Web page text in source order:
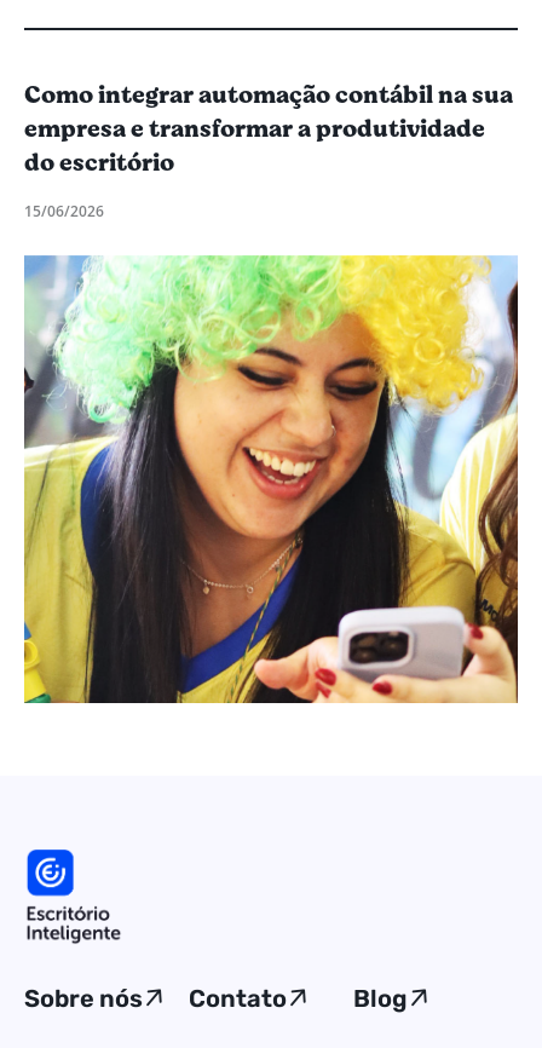
Como integrar automação contábil na sua
empresa e transformar a produtividade
do escritório
15/06/2026
Sobre nós Contato Blog